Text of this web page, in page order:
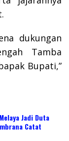
dukungan
Tamba
Bupati,”
Jadi Duta
Catat